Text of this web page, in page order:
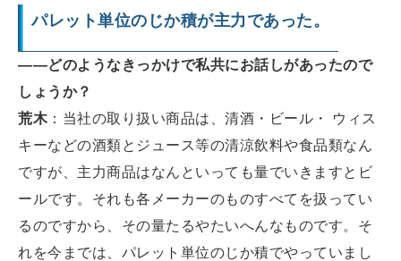
パレット単位のじか積が主力であった。
――どのようなきっかけで私共にお話しがあったので
しょうか？
荒木：当社の取り扱い商品は、清酒・ビール・ ウィス
キーなどの酒類とジュース等の清涼飲料や食品類なん
ですが、主力商品はなんといっても量でいきますとビ
ールです。それも各メーカーのものすべてを扱ってい
るのですから、その量たるやたいへんなものです。そ
れを今までは、パレット単位のじか積でやっていまし